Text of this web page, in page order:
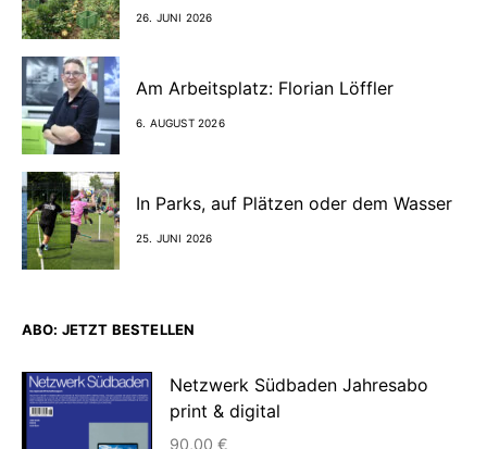
26. JUNI 2026
Am Arbeitsplatz: Florian Löffler
6. AUGUST 2026
In Parks, auf Plätzen oder dem Wasser
25. JUNI 2026
ABO: JETZT BESTELLEN
Netzwerk Südbaden Jahresabo
print & digital
90,00 €